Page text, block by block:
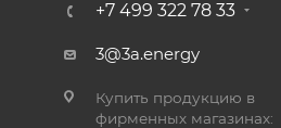
+7 499 322 78 33
3@3a.energy
Купить продукцию в
фирменных магазинах: